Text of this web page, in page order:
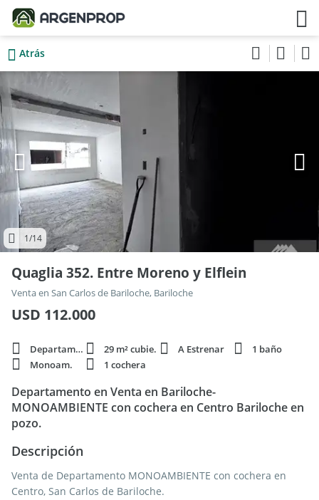
Atrás
1/14
Quaglia 352. Entre Moreno y Elflein
Venta en San Carlos de Bariloche, Bariloche
USD 112.000
Departamento 29 m² cubie. A Estrenar
1 baño
Monoam.
1 cochera
Departamento en Venta en Bariloche-
MONOAMBIENTE con cochera en Centro Bariloche en
pozo.
Descripción
Venta de Departamento MONOAMBIENTE con cochera en
Centro, San Carlos de Bariloche.